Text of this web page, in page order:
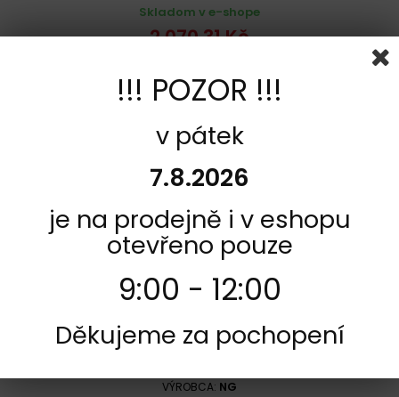
Skladom v e-shope
2 070,31 Kč
Pridať k porovnaniu
VÝROBCA: NG
!!! POZOR !!!
v pátek
7.8.2026
je na prodejně i v eshopu
otevřeno pouze
9:00 - 12:00
Děkujeme za pochopení